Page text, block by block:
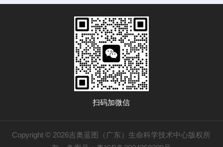
扫码加微信
Copyright © 2026吉奥蓝图（广东）生命科学技术中心版权所